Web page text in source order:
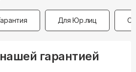
Для Юр.лиц
гарантией